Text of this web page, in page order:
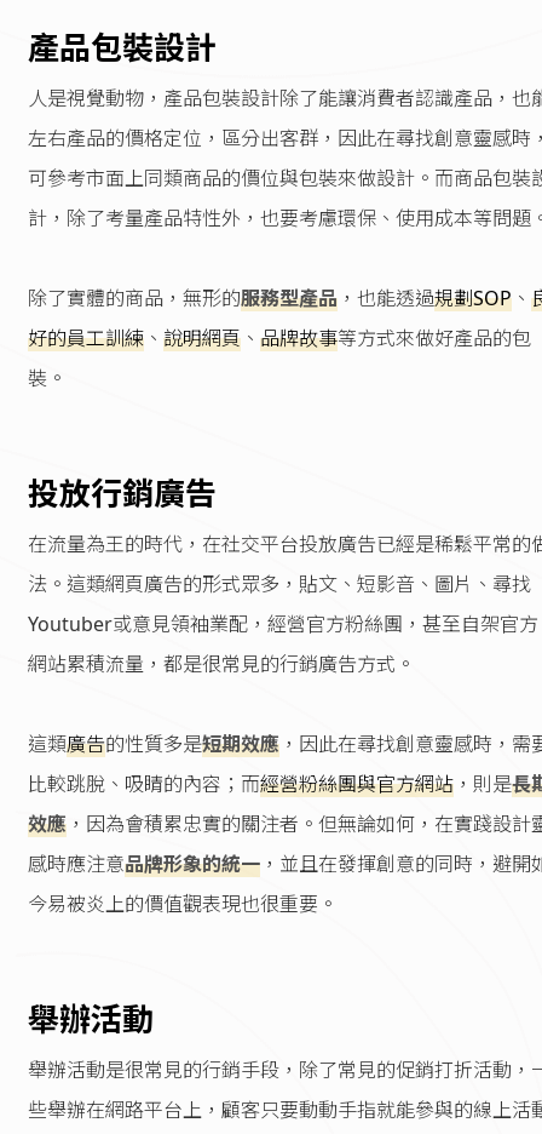
產品包裝設計
人是視覺動物，產品包裝設計除了能讓消費者認識產品，也
左右產品的價格定位，區分出客群，因此在尋找創意靈感時
可參考市面上同類商品的價位與包裝來做設計。而商品包裝
計，除了考量產品特性外，也要考慮環保、使用成本等問題
除了實體的商品，無形的服務型產品 ，也能透過規劃SOP 、
好的員工訓練 、 說明網頁 、 品牌故事等方式來做好產品的包
裝。
投放行銷廣告
在流量為王的時代，在社交平台投放廣告已經是稀鬆平常的
法。這類網頁廣告的形式眾多，貼文、短影音、圖片、尋找
Youtuber或意見領袖業配，經營官方粉絲團，甚至自架官方
網站累積流量，都是很常見的行銷廣告方式。
這類廣告的性質多是短期效應 ，因此在尋找創意靈感時，需
比較跳脫、吸睛的內容；而經營粉絲團與官方網站 ，則是長
效應 ，因為會積累忠實的關注者。但無論如何，在實踐設計
感時應注意品牌形象的統一 ，並且在發揮創意的同時，避開
今易被炎上的價值觀表現也很重要。
舉辦活動
舉辦活動是很常見的行銷手段，除了常見的促銷打折活動，
些舉辦在網路平台上，顧客只要動動手指就能參與的線上活